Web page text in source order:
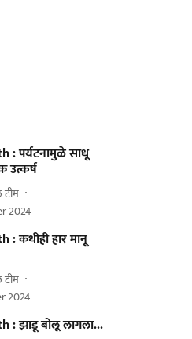
: पर्यटनामुळे साधू
उत्कर्ष
2024
: कधीही हार मानू
2024
: झाडू बोलू लागला...